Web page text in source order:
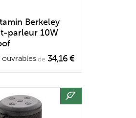
Berkeley
parleur 10W
de 34,16 €